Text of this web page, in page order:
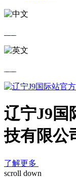
辽宁J9国
技有限公
了解更多
scroll down